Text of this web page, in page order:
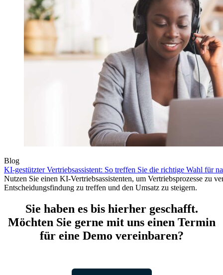
Blog
KI-gestützter Vertriebsassistent: So treffen Sie die richtige Wahl für
Nutzen Sie einen KI-Vertriebsassistenten, um Vertriebsprozesse zu
Entscheidungsfindung zu treffen und den Umsatz zu steigern.
Sie haben es bis hierher geschafft.
Möchten Sie gerne mit uns einen Termin
für eine Demo vereinbaren?